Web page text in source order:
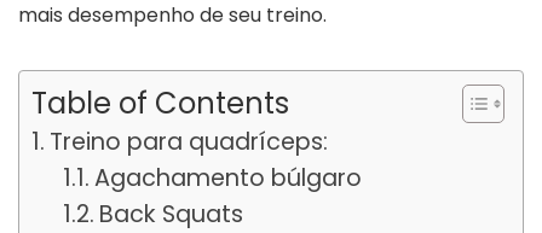
mais desempenho de seu treino.
Table of Contents
Treino para quadríceps:
Agachamento búlgaro
Back Squats